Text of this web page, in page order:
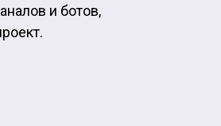
и ботов,